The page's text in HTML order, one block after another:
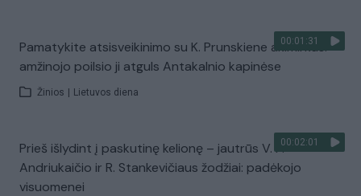
00:01:31
Pamatykite atsisveikinimo su K. Prunskiene akimirkas:
amžinojo poilsio ji atguls Antakalnio kapinėse
Žinios Lietuvos diena
00:02:01
Prieš išlydint į paskutinę kelionę – jautrūs V. P.
Andriukaičio ir R. Stankevičiaus žodžiai: padėkojo
visuomenei